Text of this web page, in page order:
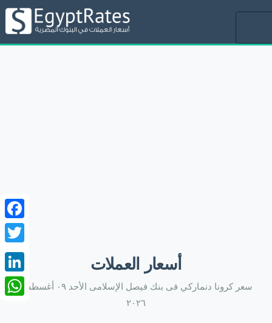
أسعار العملات
سعر كرونا دنماركي فى بنك فيصل الإسلامى الأحد ٠٩ أغسطس
٢٠٢٦